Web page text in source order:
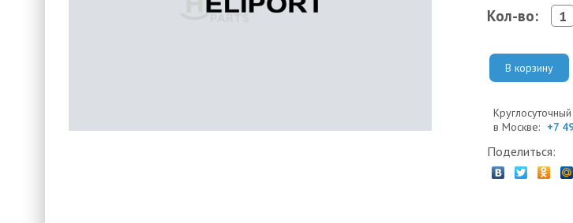
Кол-во:
В корзину
в Москве: +7
Поделиться: